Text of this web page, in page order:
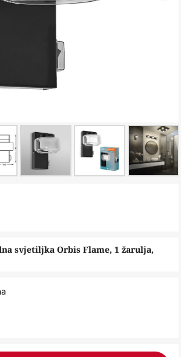
svjetiljka Orbis Flame, 1 žarulja,